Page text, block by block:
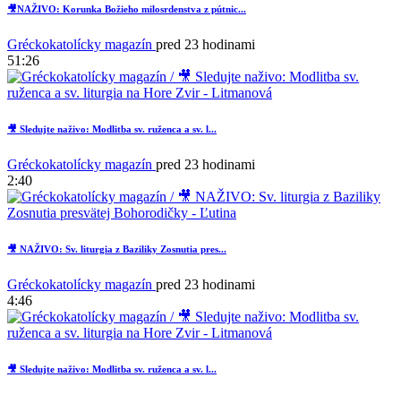
🎥NAŽIVO: Korunka Božieho milosrdenstva z pútnic...
Gréckokatolícky magazín pred 23 hodinami
51:26
🎥 Sledujte naživo: Modlitba sv. ruženca a sv. l...
Gréckokatolícky magazín pred 23 hodinami
2:40
🎥 NAŽIVO: Sv. liturgia z Baziliky Zosnutia pres...
Gréckokatolícky magazín pred 23 hodinami
4:46
🎥 Sledujte naživo: Modlitba sv. ruženca a sv. l...